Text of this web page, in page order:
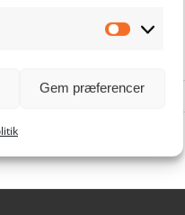
Marketing
Gem præferencer